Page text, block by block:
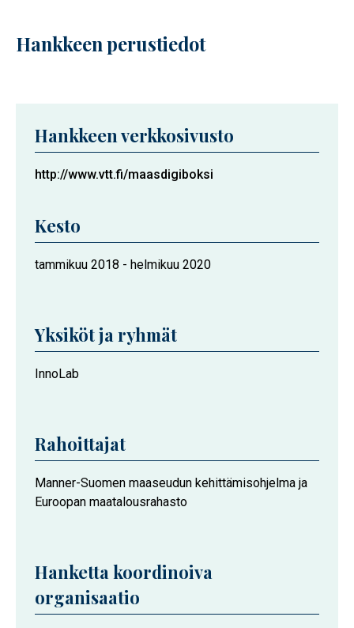
Hankkeen perustiedot
Hankkeen verkkosivusto
http://www.vtt.fi/maasdigiboksi
Kesto
Hankkeen
tammikuu 2018 - helmikuu 2020
Yksiköt ja ryhmät
Hankkeeseen
toimijat
InnoLab
Rahoittajat
Manner-Suomen maaseudun kehittämisohjelma ja
Euroopan maatalousrahasto
Hanketta koordinoiva
organisaatio